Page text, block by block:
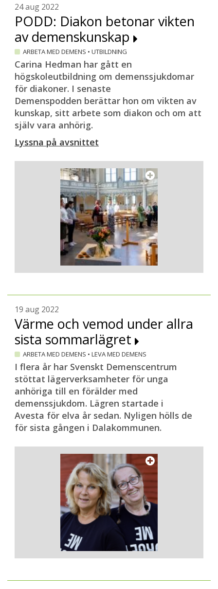
24 aug 2022
PODD: Diakon betonar vikten
av demenskunskap
ARBETA MED DEMENS • UTBILDNING
Carina Hedman har gått en
högskoleutbildning om demenssjukdomar
för diakoner. I senaste
Demenspodden berättar hon om vikten av
kunskap, sitt arbete som diakon och om att
själv vara anhörig.
Lyssna på avsnittet
19 aug 2022
Värme och vemod under allra
sista sommarlägret
ARBETA MED DEMENS • LEVA MED DEMENS
I flera år har Svenskt Demenscentrum
stöttat lägerverksamheter för unga
anhöriga till en förälder med
demenssjukdom. Lägren startade i
Avesta för elva år sedan. Nyligen hölls de
för sista gången i Dalakommunen.